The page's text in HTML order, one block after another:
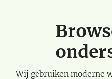
Wij gebruiken moderne